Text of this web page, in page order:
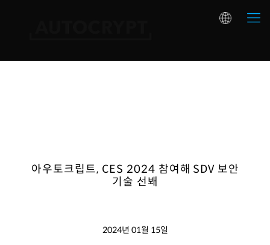
아우토크립트, CES 2024 참여해 SDV 보안
기술 선봬
2024년 01월 15일